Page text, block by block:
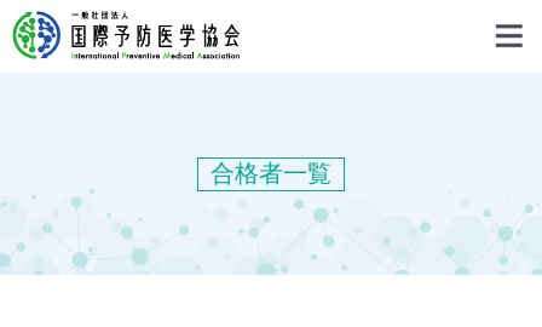
合格者一覧